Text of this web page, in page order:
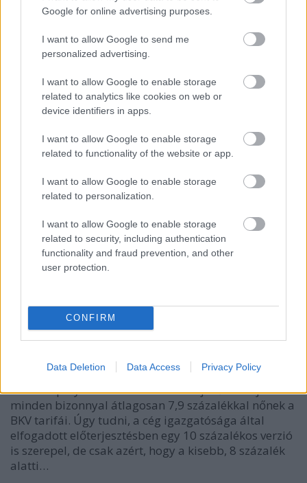
Google for online advertising purposes.
I want to allow Google to send me
personalized advertising.
I want to allow Google to enable storage
related to analytics like cookies on web or
device identifiers in apps.
I want to allow Google to enable storage
related to functionality of the website or app.
I want to allow Google to enable storage
related to personalization.
I want to allow Google to enable storage
related to security, including authentication
functionality and fraud prevention, and other
user protection.
CONFIRM
Data Deletion Data Access Privacy Policy
A MÁV Start kiterjesztette internetes jegyvásárlási
rendszerét a mobiltelefonokra is. Nem valamilyen
teljesen új szolgáltatásról van tehát szó, hanem
arról, hogy azokon a mobilokon, amelyeken lehet
interneten böngészni, mostantól használható a
webes jegyvásárlás. Persze érdemes…
Mobilon vehetünk jegyet Pécsen
erminavet•2009. február 06.
Új, időalapú jegyeket is bevezetnek fél- és kétórás
változatban. A kérdésen csak tökölődő Budapestet
lehagyva az ország első mobiltelefonos menetjegy-
és bérletvásárlási szolgáltatása indult csütörtökön
Pécsen, számolt be a bama.hu. Az utasok a Pécsi
Közlekedési…
8900 forintos BKV-bérlet, 290 forintos
jegy 2009-ben
A Kötött pálya információ szerint a jövő év elején
minden bizonnyal átlagosan 7,9 százalékkal nőnek a
BKV tarifái. Úgy tudni, a cég igazgatósága által
elfogadott előterjesztésben egy 10 százalékos verzió
is szerepel, de csak azért, hogy a kisebb, 8 százalék
alatti…